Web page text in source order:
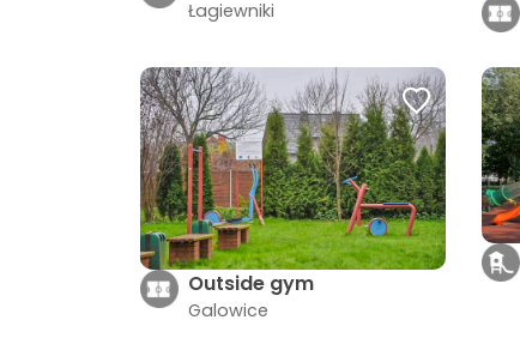
Łagiewniki
Outside gym
Galowice